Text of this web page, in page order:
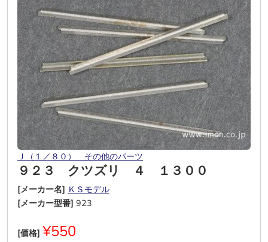
Ｊ（１／８０） その他のパーツ
９２３ クツズリ ４ １３００
[メーカー名] ＫＳモデル
[メーカー型番] 923
[価格] ¥550